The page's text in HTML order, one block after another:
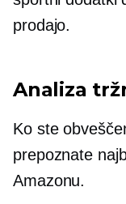
prodajo.
Analiza
Ko ste
prepoznate
Amazonu.